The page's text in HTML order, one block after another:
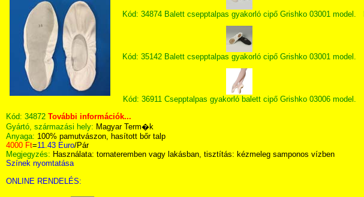
Kód: 34874 Balett csepptalpas gyakorló cipő Grishko 03001 model.
Kód: 35142 Balett csepptalpas gyakorló cipő Grishko 03001 model.
Kód: 36911 Csepptalpas gyakorló balett cipő Grishko 03006 model.
Kód: 34872 További információk...
Gyártó, származási hely: Magyar Term�k
Anyaga: 100% pamutvászon, hasított bőr talp
4000 Ft=11.43 Euro/Pár
Megjegyzés: Használata: tornateremben vagy lakásban, tisztítás: kézmeleg samponos vízben
Színek nyomtatása
ONLINE RENDELÉS: